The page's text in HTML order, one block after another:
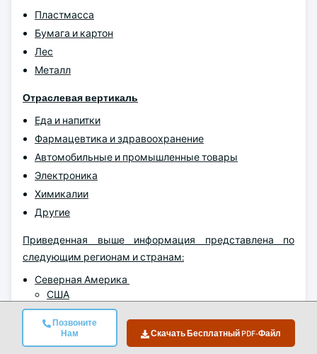
Позвоните
Нам
Скачать Бесплатный PDF-Файл
Пластмасса
Бумага и картон
Лес
Металл
Отраслевая вертикаль
Еда и напитки
Фармацевтика и здравоохранение
Автомобильные и промышленные товары
Электроника
Химикалии
Другие
Приведенная выше информация представлена по
следующим регионам и странам:
Северная Америка
США
Канада
Европа
Германия